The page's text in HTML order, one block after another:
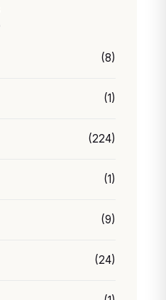
(8)
(1)
(224)
(1)
(9)
(24)